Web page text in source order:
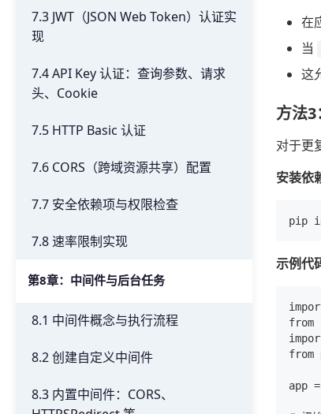
7.3 JWT（JSON Web Token）认证实
现
7.4 API Key 认证：查询参数、请求
头、Cookie
7.5 HTTP Basic 认证
7.6 CORS（跨域资源共享）配置
7.7 安全依赖项与权限检查
7.8 速率限制实现
第8章：中间件与后台任务
8.1 中间件概念与执行流程
8.2 创建自定义中间件
8.3 内置中间件：CORS、
在
当
这
方法
对于更
安装依
示例代
from
from
app